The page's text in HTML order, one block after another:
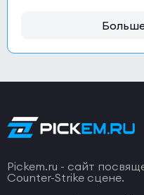
Pickem.ru - сайт
Counter-Strike сцене.